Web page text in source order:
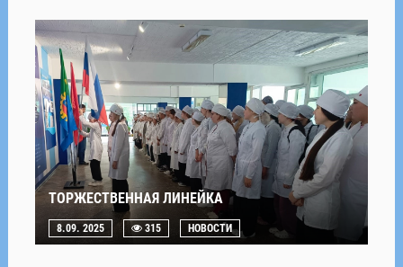
ТОРЖЕСТВЕННАЯ ЛИНЕЙКА
8.09. 2025 315 НОВОСТИ